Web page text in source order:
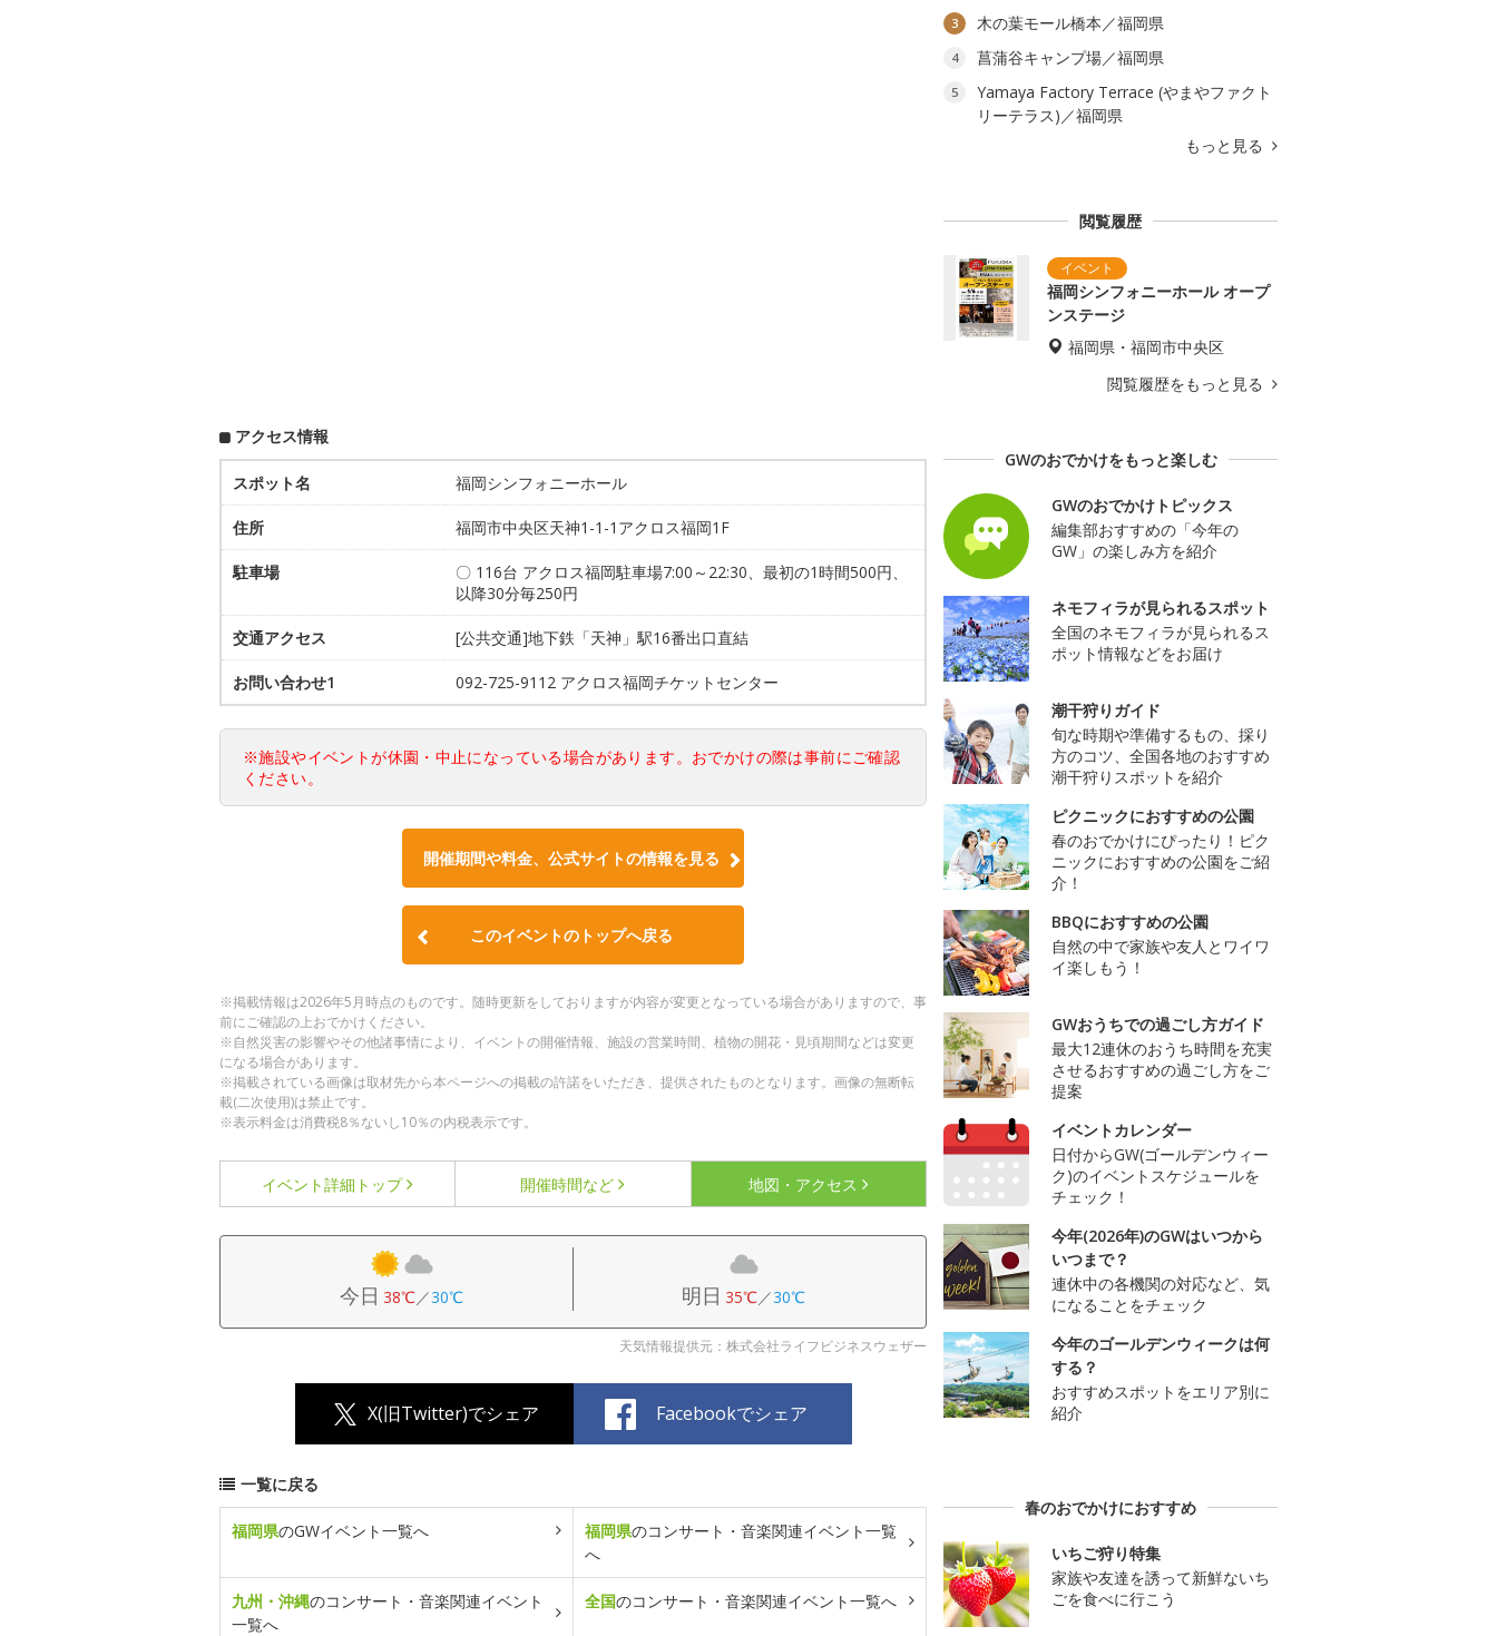
アクセス情報
スポット名 福岡シンフォニーホール
住所 福岡市中央区天神1-1-1アクロス福岡1F
駐車場
〇 116台 アクロス福岡駐車場7:00～22:30、最初の1時間500円、
以降30分毎250円
交通アクセス [公共交通]地下鉄「天神」駅16番出口直結
お問い合わせ1 092-725-9112 アクロス福岡チケットセンター
※施設やイベントが休園・中止になっている場合があります。おでかけの際は事前にご確認
ください。
開催期間や料金、公式サイトの情報を見る
このイベントのトップへ戻る
※掲載情報は2026年5月時点のものです。随時更新をしておりますが内容が変更となっている場合がありますので、事
前にご確認の上おでかけください。
※自然災害の影響やその他諸事情により、イベントの開催情報、施設の営業時間、植物の開花・見頃期間などは変更
になる場合があります。
※掲載されている画像は取材先から本ページへの掲載の許諾をいただき、提供されたものとなります。画像の無断転
載(二次使用)は禁止です。
※表示料金は消費税8％ないし10％の内税表示です。
イベント詳細 トップ 開催時間など 地図・アクセス
今日 38℃／30℃ 明日 35℃／30℃
天気情報提供元：株式会社ライフビジネスウェザー
X(旧Twitter)でシェア Facebookでシェア
一覧に戻る
福岡県のGWイベント一覧へ 福岡県のコンサート・音楽関連イベント一覧
へ
九州・沖縄のコンサート・音楽関連イベント
一覧へ
全国のコンサート・音楽関連イベント一覧へ
3 木の葉モール橋本／福岡県
4 菖蒲谷キャンプ場／福岡県
5
Yamaya Factory Terrace (やまやファクト
リーテラス)／福岡県
もっと見る
閲覧履歴
福岡シンフォニーホール オープ
ンステージ
福岡県・福岡市中央区
閲覧履歴をもっと見る
GWのおでかけをもっと楽しむ
GWのおでかけトピックス
編集部おすすめの「今年の
GW」の楽しみ方を紹介
ネモフィラが見られるスポット
全国のネモフィラが見られるス
ポット情報などをお届け
潮干狩りガイド
旬な時期や準備するもの、採り
方のコツ、全国各地のおすすめ
潮干狩りスポットを紹介
ピクニックにおすすめの公園
春のおでかけにぴったり！ピク
ニックにおすすめの公園をご紹
介！
BBQにおすすめの公園
自然の中で家族や友人とワイワ
イ楽しもう！
GWおうちでの過ごし方ガイド
最大12連休のおうち時間を充実
させるおすすめの過ごし方をご
提案
イベントカレンダー
日付からGW(ゴールデンウィー
ク)のイベントスケジュールを
チェック！
今年(2026年)のGWはいつから
いつまで？
連休中の各機関の対応など、気
になることをチェック
今年のゴールデンウィークは何
する？
おすすめスポットをエリア別に
紹介
春のおでかけにおすすめ
いちご狩り特集
家族や友達を誘って新鮮ないち
ごを食べに行こう